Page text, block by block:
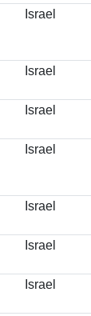
Israel
Israel
Israel
Israel
Israel
Israel
Israel